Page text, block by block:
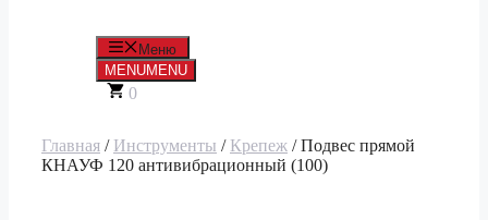
Меню
MENUMENU
0
Главная / Инструменты / Крепеж / Подвес прямой
КНАУФ 120 антивибрационный (100)